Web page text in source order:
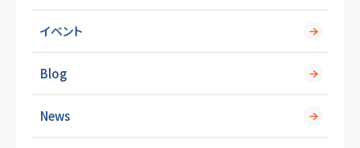
イベント
Blog
News